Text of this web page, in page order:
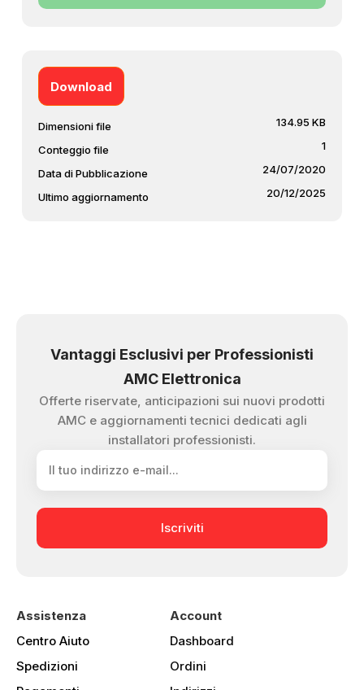
Download
Dimensioni file 134.95 KB
Conteggio file 1
Data di Pubblicazione 24/07/2020
Ultimo aggiornamento 20/12/2025
Vantaggi Esclusivi per Professionisti
AMC Elettronica
Offerte riservate, anticipazioni sui nuovi prodotti
AMC e aggiornamenti tecnici dedicati agli
installatori professionisti.
Iscriviti
Assistenza
Centro Aiuto
Spedizioni
Account
Dashboard
Ordini